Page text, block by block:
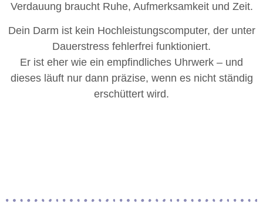
Verdauung braucht Ruhe, Aufmerksamkeit und Zeit.
Dein Darm ist kein Hochleistungscomputer, der unter
Dauerstress fehlerfrei funktioniert.
Er ist eher wie ein empfindliches Uhrwerk – und
dieses läuft nur dann präzise, wenn es nicht ständig
erschüttert wird.